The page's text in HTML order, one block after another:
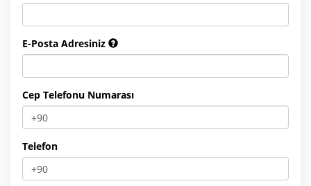
E-Posta Adresiniz
Cep Telefonu Numarası
Telefon